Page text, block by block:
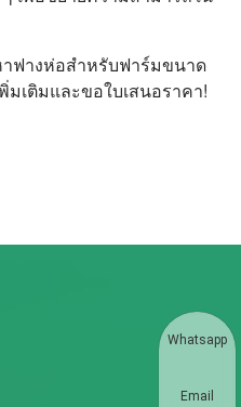
ฟางห่อสำหรับฟาร์มขนาด
เติมและขอใบเสนอราคา!
Whatsapp
Email